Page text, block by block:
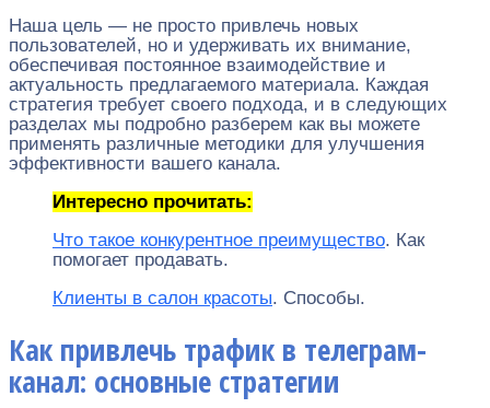
Наша цель — не просто привлечь новых
пользователей, но и удерживать их внимание,
обеспечивая постоянное взаимодействие и
актуальность предлагаемого материала. Каждая
стратегия требует своего подхода, и в следующих
разделах мы подробно разберем как вы можете
применять различные методики для улучшения
эффективности вашего канала.
Интересно прочитать:
Что такое конкурентное преимущество. Как
помогает продавать.
Клиенты в салон красоты. Способы.
Как привлечь трафик в телеграм-
канал: основные стратегии